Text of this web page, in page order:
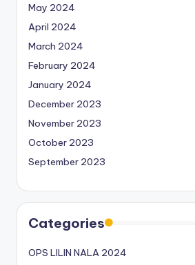
May 2024
April 2024
March 2024
February 2024
January 2024
December 2023
November 2023
October 2023
September 2023
Categories
OPS LILIN NALA 2024